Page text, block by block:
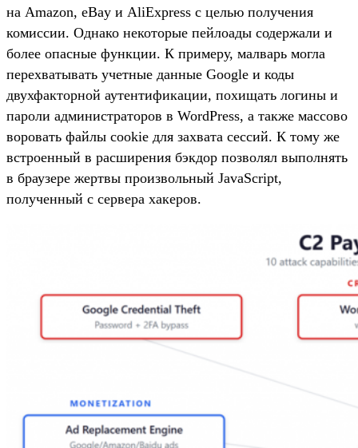
на Amazon, eBay и AliExpress с целью получения
комиссии. Однако некоторые пейлоады содержали и
более опасные функции. К примеру, малварь могла
перехватывать учетные данные Google и коды
двухфакторной аутентификации, похищать логины и
пароли администраторов в WordPress, а также массово
воровать файлы cookie для захвата сессий. К тому же
встроенный в расширения бэкдор позволял выполнять
в браузере жертвы произвольный JavaScript,
полученный с сервера хакеров.